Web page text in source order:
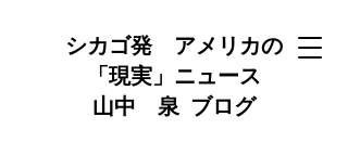
シカゴ発 アメリカの
「現実」ニュース
山中 泉 ブログ